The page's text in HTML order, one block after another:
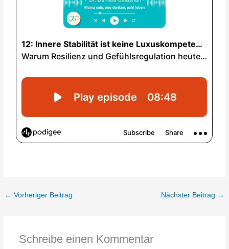
← Vorheriger Beitrag Nächster Beitrag →
Schreibe einen Kommentar